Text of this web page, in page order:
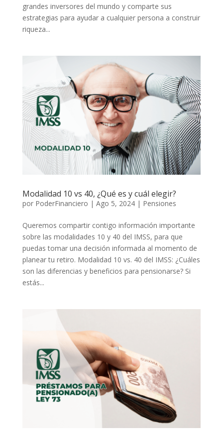
grandes inversores del mundo y comparte sus
estrategias para ayudar a cualquier persona a construir
riqueza...
Modalidad 10 vs 40, ¿Qué es y cuál elegir?
por PoderFinanciero | Ago 5, 2024| Pensiones
Queremos compartir contigo información importante
sobre las modalidades 10 y 40 del IMSS, para que
puedas tomar una decisión informada al momento de
planear tu retiro. Modalidad 10 vs. 40 del IMSS: ¿Cuáles
son las diferencias y beneficios para pensionarse? Si
estás...